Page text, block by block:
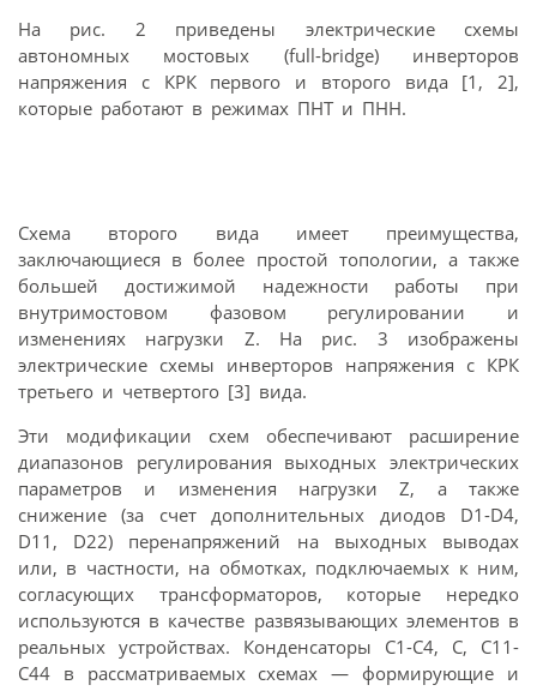
На рис. 2 приведены электрические схемы
автономных мостовых (full-bridge) инверторов
напряжения с КРК первого и второго вида [1, 2],
которые работают в режимах ПНТ и ПНН.
Схема второго вида имеет преимущества,
заключающиеся в более простой топологии, а также
большей достижимой надежности работы при
внутримостовом фазовом регулировании и
изменениях нагрузки Z. На рис. 3 изображены
электрические схемы инверторов напряжения с КРК
третьего и четвертого [3] вида.
Эти модификации схем обеспечивают расширение
диапазонов регулирования выходных электрических
параметров и изменения нагрузки Z, а также
снижение (за счет дополнительных диодов D1-D4,
D11, D22) перенапряжений на выходных выводах
или, в частности, на обмотках, подключаемых к ним,
согласующих трансформаторов, которые нередко
используются в качестве развязывающих элементов в
реальных устройствах. Конденсаторы С1-С4, С, С11-
С44 в рассматриваемых схемах — формирующие и